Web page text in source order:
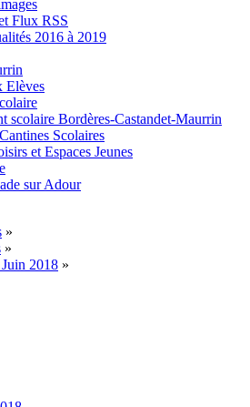
Flux RSS
2016 à 2019
Elèves
scolaire Bordères-Castandet-Maurrin
Scolaires
et Espaces Jeunes
sur Adour
»
»
2018 »